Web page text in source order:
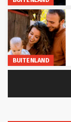
BUITENLAND